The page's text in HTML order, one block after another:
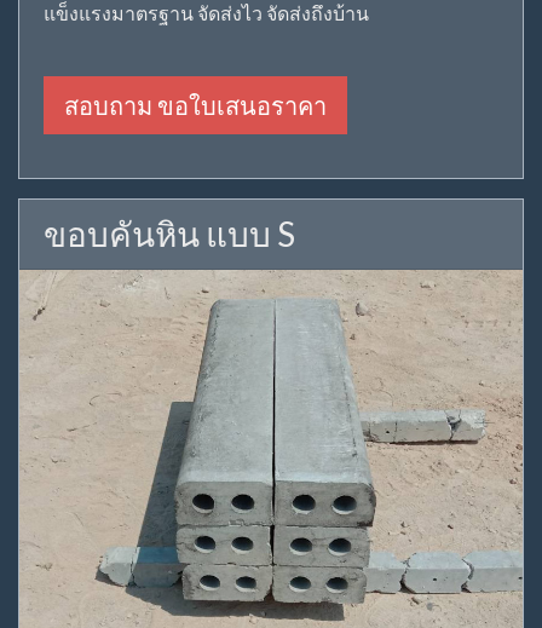
แข็งแรงมาตรฐาน จัดส่งไว จัดส่งถึงบ้าน
สอบถาม ขอใบเสนอราคา
ขอบคันหิน แบบ S